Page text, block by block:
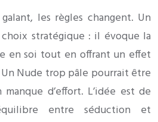
les règles changent. Un
stratégique : il évoque la
en soi tout en offrant un effet
Nude trop pâle pourrait être
d’effort. L’idée est de
entre séduction et